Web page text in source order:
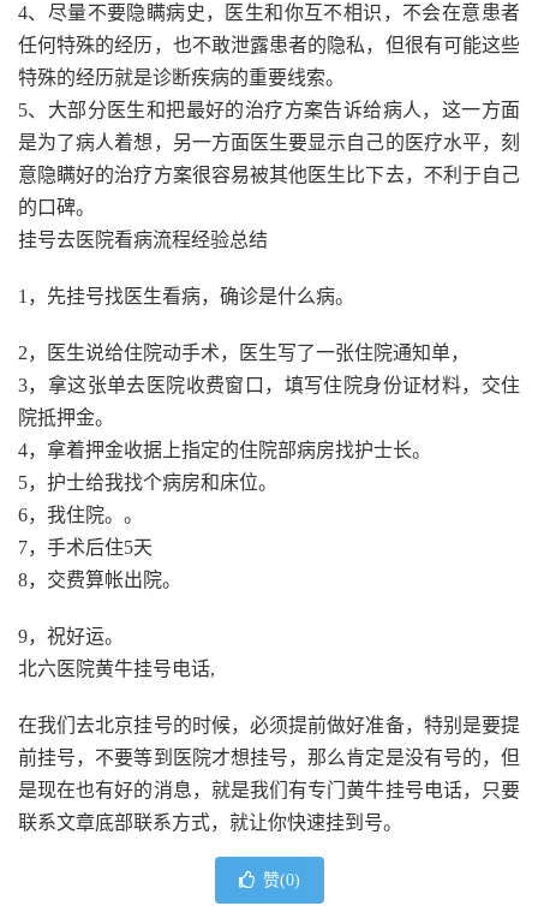
4、尽量不要隐瞒病史，医生和你互不相识，不会在意患者
任何特殊的经历，也不敢泄露患者的隐私，但很有可能这些
特殊的经历就是诊断疾病的重要线索。
5、大部分医生和把最好的治疗方案告诉给病人，这一方面
是为了病人着想，另一方面医生要显示自己的医疗水平，刻
意隐瞒好的治疗方案很容易被其他医生比下去，不利于自己
的口碑。
挂号去医院看病流程经验总结
1，先挂号找医生看病，确诊是什么病。
2，医生说给住院动手术，医生写了一张住院通知单，
3，拿这张单去医院收费窗口，填写住院身份证材料，交住
院抵押金。
4，拿着押金收据上指定的住院部病房找护士长。
5，护士给我找个病房和床位。
6，我住院。。
7，手术后住5天
8，交费算帐出院。
9，祝好运。
北六医院黄牛挂号电话,
在我们去北京挂号的时候，必须提前做好准备，特别是要提
前挂号，不要等到医院才想挂号，那么肯定是没有号的，但
是现在也有好的消息，就是我们有专门黄牛挂号电话，只要
联系文章底部联系方式，就让你快速挂到号。
赞(0)